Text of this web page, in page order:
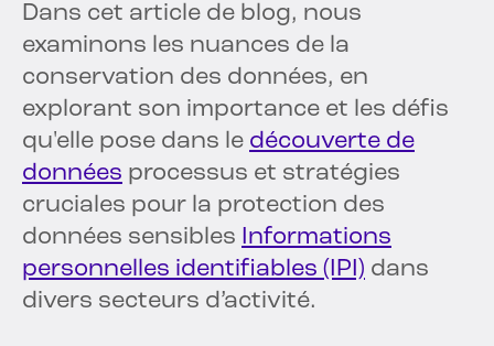
Dans cet article de blog, nous
examinons les nuances de la
conservation des données, en
explorant son importance et les défis
qu'elle pose dans le découverte de
données processus et stratégies
cruciales pour la protection des
données sensibles Informations
personnelles identifiables (IPI) dans
divers secteurs d’activité.